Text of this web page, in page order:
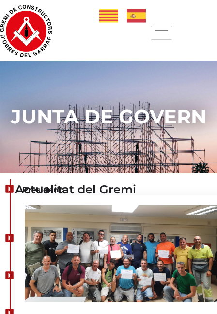
JUNTA DE GOVERN
President:
Contreras
Llanas
Vicepresident
1r:Enric Vallvé
Ascorriola
Vicepresident
2n:Antoni
Mora Martell
Actualitat del Gremi